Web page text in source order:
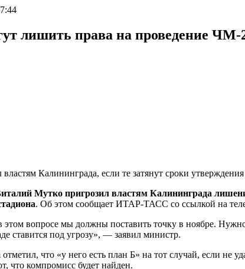
лишить права на проведение ЧМ-
Калининграда, если те затянут сроки
Мутко пригрозил властям Калининграда
. Об этом сообщает ИТАР-ТАСС со ссылкой на
этом вопросе мы должны поставить точку в ноябре.
ставится под угрозу», — заявил министр.
что «у него есть план Б» на тот случай, если не
что компромисс будет найден.